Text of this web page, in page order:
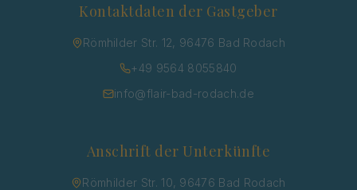
Kontaktdaten der Gastgeber
Römhilder Str. 12, 96476 Bad Rodach
+49 9564 8055840
info@flair-bad-rodach.de
Anschrift der Unterkünfte
Römhilder Str. 10, 96476 Bad Rodach